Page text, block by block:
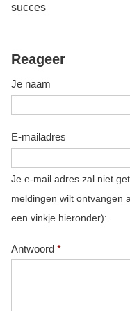
succes
Reageer
Je naam
E-mailadres
Je e-mail adres zal niet
meldingen wilt ontvangen
een vinkje hieronder):
Antwoord *